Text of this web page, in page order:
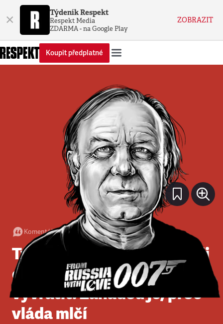
× Týdeník Respekt
Respekt Media
ZDARMA - na Google Play
ZOBRAZIT
Koupit předplatné
Komentář•30. 7. 2025•5 minut
Tvrzení, že vojáci šmírovali
opozici, lze snadno
vyvrátit. Záhadou je, proč
vláda mlčí